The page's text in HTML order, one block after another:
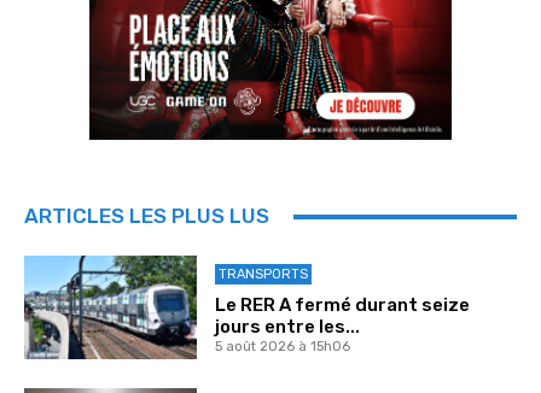
ARTICLES LES PLUS LUS
TRANSPORTS
Le RER A fermé durant seize
jours entre les...
5 août 2026 à 15h06